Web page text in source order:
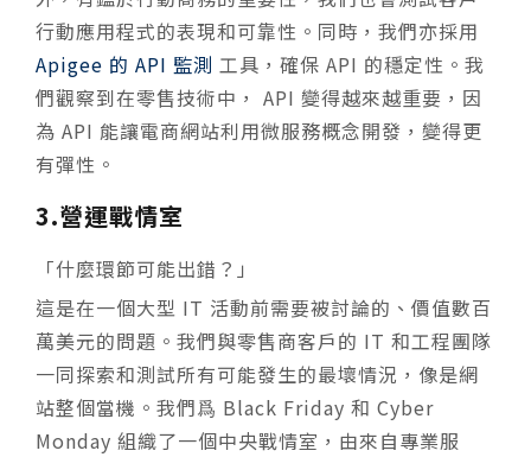
行動應用程式的表現和可靠性。同時，我們亦採用
Apigee 的 API 監測 工具，確保 API 的穩定性。我
們觀察到在零售技術中， API 變得越來越重要，因
為 API 能讓電商網站利用微服務概念開發，變得更
有彈性。
3.營運戰情室
「什麼環節可能出錯？」
這是在一個大型 IT 活動前需要被討論的、價值數百
萬美元的問題。我們與零售商客戶的 IT 和工程團隊
一同探索和測試所有可能發生的最壞情況，像是網
站整個當機。我們爲 Black Friday 和 Cyber
Monday 組織了一個中央戰情室，由來自專業服